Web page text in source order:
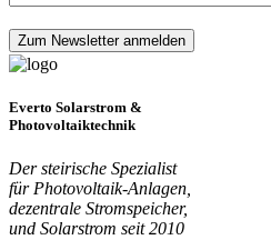
Everto Solarstrom &
Photovoltaiktechnik
Der steirische Spezialist
für Photovoltaik-Anlagen,
dezentrale Stromspeicher,
und Solarstrom seit 2010